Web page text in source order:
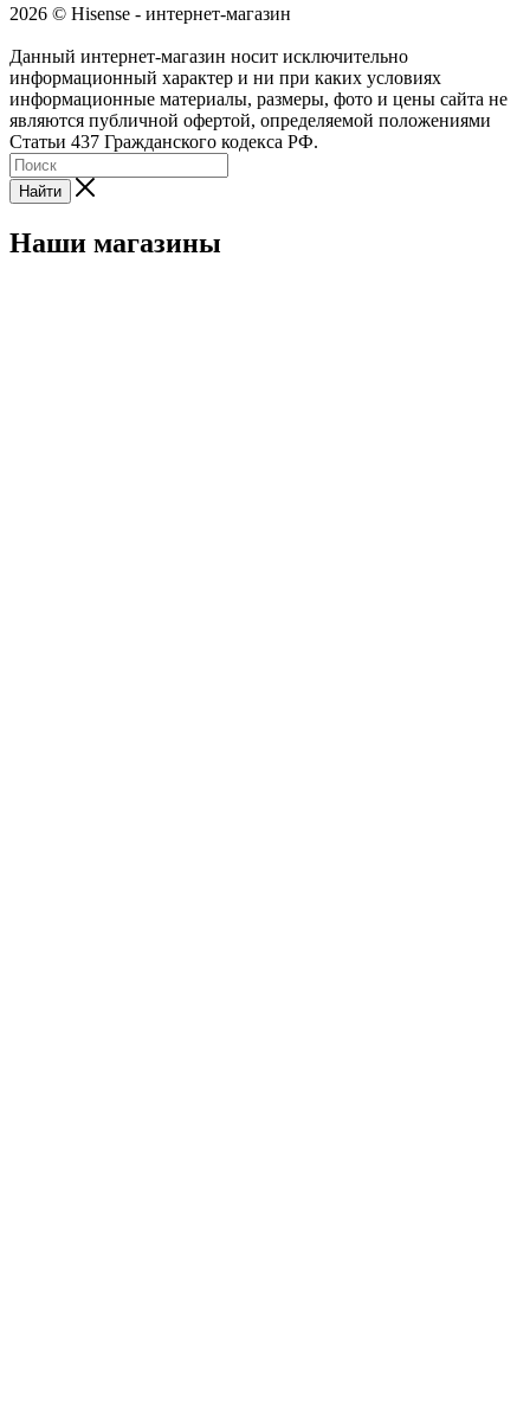
2026 © Hisense - интернет-магазин
Данный интернет-магазин носит исключительно
информационный характер и ни при каких условиях
информационные материалы, размеры, фото и цены сайта не
являются публичной офертой, определяемой положениями
Статьи 437 Гражданского кодекса РФ.
Найти
Наши магазины